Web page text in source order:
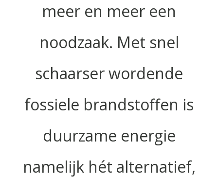
meer en meer een
noodzaak. Met snel
schaarser wordende
fossiele brandstoffen is
duurzame energie
namelijk hét alternatief,